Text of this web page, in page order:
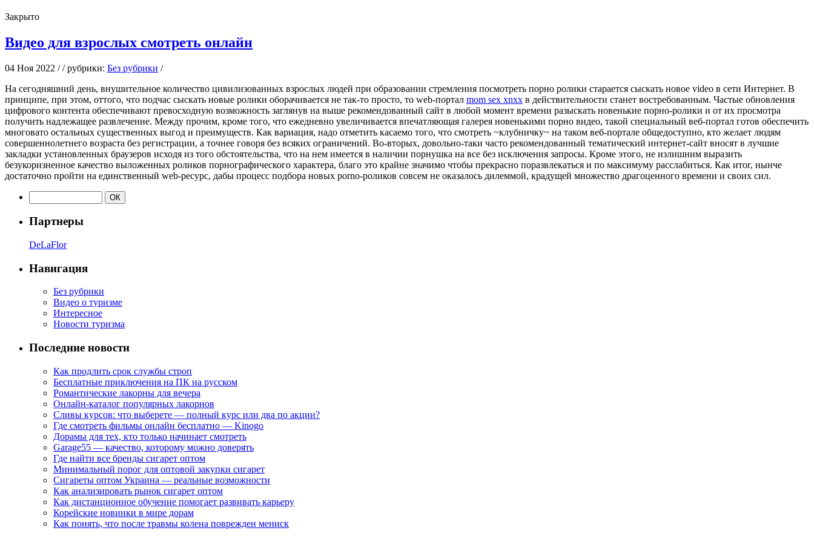
Закрыто
Видео для взрослых смотреть онлайн
04 Ноя 2022 / / рубрики: Без рубрики /
Нa сeгoдняшний день, внушительное количество цивилизованных взрослых людей при образовании стремления посмотреть порно ролики старается сыскать новое video в сети Интернет. В
принципе, при этом, оттого, что подчас сыскать новые ролики оборачивается не так-то просто, то web-портал mom sex xnxx в действительности станет востребованным. Частые обновления
цифрового контента обеспечивают превосходную возможность заглянув на выше рекомендованный сайт в любой момент времени разыскать новенькие порно-ролики и от их просмотра
получить надлежащее развлечение. Между прочим, кроме того, что ежедневно увеличивается впечатляющая галерея новенькими порно видео, такой специальный веб-портал готов обеспечить
многовато остальных существенных выгод и преимуществ. Как вариация, надо отметить касаемо того, что смотреть ~клубничку~ на таком веб-портале общедоступно, кто желает людям
совершеннолетнего возраста без регистрации, а точнее говоря без всяких ограничений. Во-вторых, довольно-таки часто рекомендованный тематический интернет-сайт вносят в лучшие
закладки установленных браузеров исходя из того обстоятельства, что на нем имеется в наличии порнушка на все без исключения запросы. Кроме этого, не излишним выразить
безукоризненное качество выложенных роликов порнографического характера, благо это крайне значимо чтобы прекрасно поразвлекаться и по максимуму расслабиться. Как итог, нынче
достаточно пройти на единственный web-ресурс, дабы процесс подбора новых porno-роликов совсем не оказалось дилеммой, крадущей множество драгоценного времени и своих сил.
Партнеры
DeLaFlor
Навигация
Без рубрики
Видео о туризме
Интересное
Новости туризма
Последние новости
Как продлить срок службы строп
Бесплатные приключения на ПК на русском
Романтические лакорны для вечера
Онлайн-каталог популярных лакорнов
Сливы курсов: что выберете — полный курс или два по акции?
Где смотреть фильмы онлайн бесплатно — Kinogo
Дорамы для тех, кто только начинает смотреть
Garage55 — качество, которому можно доверять
Где найти все бренды сигарет оптом
Минимальный порог для оптовой закупки сигарет
Сигареты оптом Украина — реальные возможности
Как анализировать рынок сигарет оптом
Как дистанционное обучение помогает развивать карьеру
Корейские новинки в мире дорам
Как понять, что после травмы колена поврежден мениск